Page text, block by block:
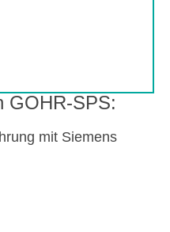
GOHR-SPS:
mit Siemens